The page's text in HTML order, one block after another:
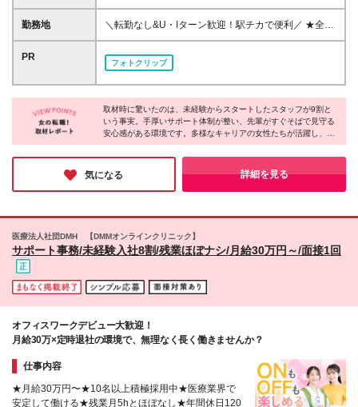
などのご経験があれば活かせますが、必須条件ではあ
りません。 ＜人柄を最優先した採用＞ 来院される患
の大切な役割。 受付や会計での温かい対応や笑顔
柄」を重視しています。 ＜こんな方におすすめ！＞
◎事務職にチャレンジしたい方 ◎人と接することが
好きな方 ◎誰かの役に立つ仕事に興味がある方
月給25万円以上 ┗想定月収31万5,200円～（平均残業
15H＋手当込） ▼平日+日曜休み 月給23万円以上（一
┗想定月収28万7,500円～（平均残業15H＋手当込）
残業代は別途全額支給 ※船橋院について、開院1か月
目まではベースアップ評価料手当は支給対象外となり
ます。 そのため、月給も下記の金額からスタートと
お、ベースアップ評価料の算定開始に合わせ、開院2
か月目より適用予定です。 ＼各種手当も充実／ ◆住
／月）又は、準シフト遵守賞（3,000円／月） ◆患者
数手当（4,500円～／月）※最大月5万円／昨年度実績
当（2,500円／日） ◆役職手当（～10万円程度／月）
◆特別賞与（支給条件あり） ※その他手当多数
勤務地
＼転勤なし&U・Iターン歓迎！駅チカで便利／ ★全国
エリアでの募集 ★駅から徒歩数分の好アクセス ≪北
海道≫ ◆札幌院 ≪東京都≫ ◆新宿院 ◆池袋院 ◆品
川院 ◆秋葉原院 ◆渋谷院 ※26年11⽉リニューアル
予定（勤務開始は10⽉中旬から） ◆上野院 ◆立川院
≪神奈川県≫ ◆横浜院 ≪千葉県≫ ◆千葉院 ◆船橋
院 ※26年10月開院予定（勤務開始は9月中旬から）
≪埼玉県≫ ◆大宮院 ≪愛知県≫ ◆名古屋院 ≪大阪府
≫ ◆大阪梅田院 ◆大阪難波院 ≪京都府≫ ◆京都院
PR
フォトクリップ
取材時に驚いたのは、未経験からスタートしたスタッフが9割と
いう事実。手厚いサポート体制が整い、先輩がすぐそばで見守る
安心感がある環境です。多様なキャリアの女性たちが活躍し、相
談しやすい雰囲気も魅力的。取材中は人事担当者の方が温かく接
してくださり、ここなら新しい一歩を踏み出しやすそうだなと感
じました！
気になる 詳細を見る
医療法人社団DMH 【DMMオンラインクリニック】
サポート事務/未経験入社8割/残業ほぼナシ/月給30万円～/面接1回
オフィスワークデビュー大歓迎！
月給30万×定時退社の環境で、無理なく長く働きませんか？
仕事内容
★月給30万円〜★10名以上積極採用中★医療業界で
安定して働ける★残業月5hとほぼなし★年間休日120